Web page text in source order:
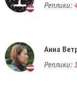
Реплики:
Анна
Реплики: 1